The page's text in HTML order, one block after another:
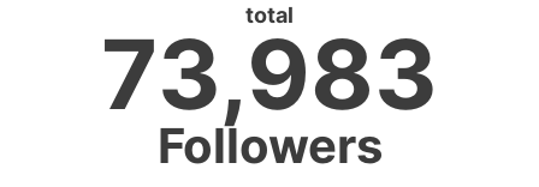
total
73,983
Followers